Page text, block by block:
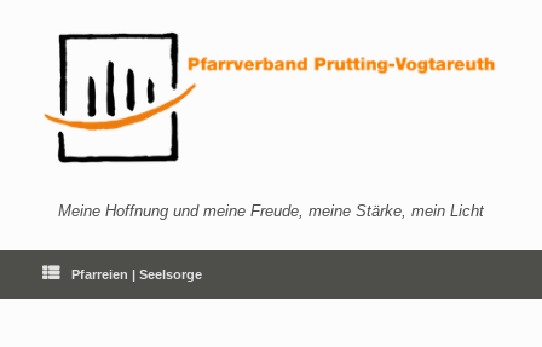
Meine Hoffnung und meine Freude, meine Stärke, mein Licht
Pfarreien | Seelsorge